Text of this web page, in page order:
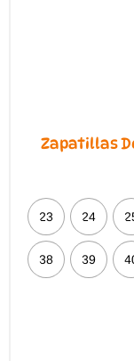
Zapatillas
23 24
38 39